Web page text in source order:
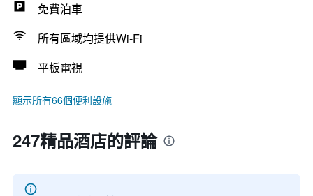
免費泊車
所有區域均提供Wi-Fi
平板電視
顯示所有66個便利設施
247精品酒店的評論